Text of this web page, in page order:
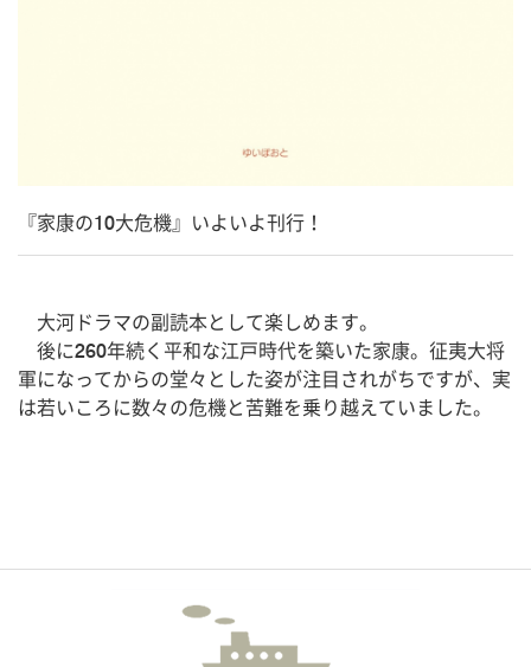
『家康の10大危機』いよいよ刊行！
大河ドラマの副読本として楽しめます。
後に260年続く平和な江戸時代を築いた家康。征夷大将
軍になってからの堂々とした姿が注目されがちですが、実
は若いころに数々の危機と苦難を乗り越えていました。